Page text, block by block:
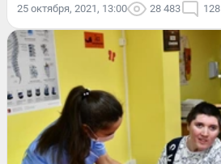
25 октября, 2021, 13:00 28 483 128